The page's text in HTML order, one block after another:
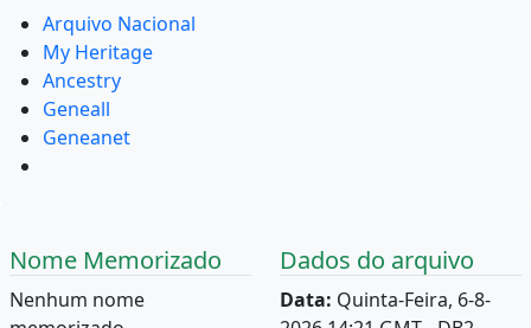
Arquivo Nacional
My Heritage
Ancestry
Geneall
Geneanet
Nome Memorizado
Nenhum nome
Dados do arquivo
Data: Quinta-Feira, 6-8-